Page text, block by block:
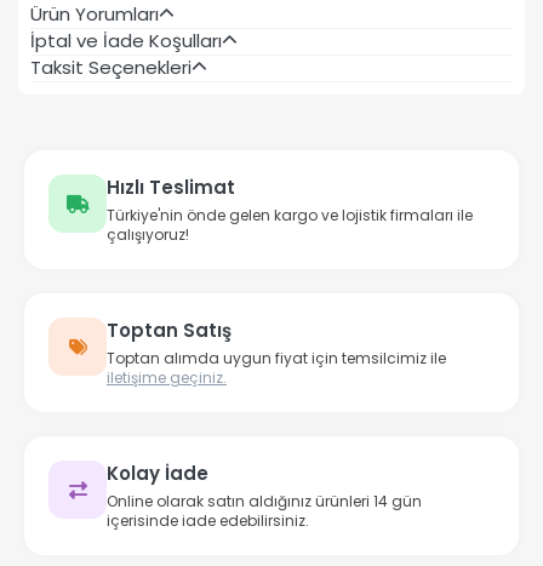
Ürün Yorumları
İptal ve İade Koşulları
Taksit Seçenekleri
Hızlı Teslimat
Türkiye'nin önde gelen kargo ve lojistik firmaları ile
çalışıyoruz!
Toptan Satış
Toptan alımda uygun fiyat için temsilcimiz ile
iletişime geçiniz.
Kolay İade
Online olarak satın aldığınız ürünleri 14 gün
içerisinde iade edebilirsiniz.